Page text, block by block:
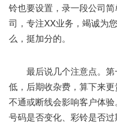
铃也要设置，录一段公司
司，专注XX业务，竭诚为
么，挺加分的。
最后说几个注意点。第
低，后期收杂费，算下来
不通或断线会影响客户体
号码是否变化、彩铃是否